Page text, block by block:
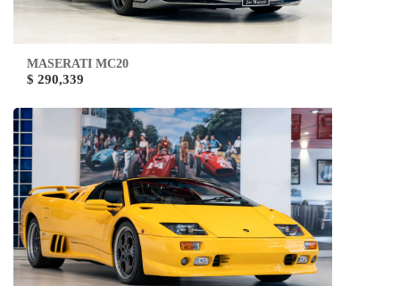
MASERATI MC20
$ 290,339